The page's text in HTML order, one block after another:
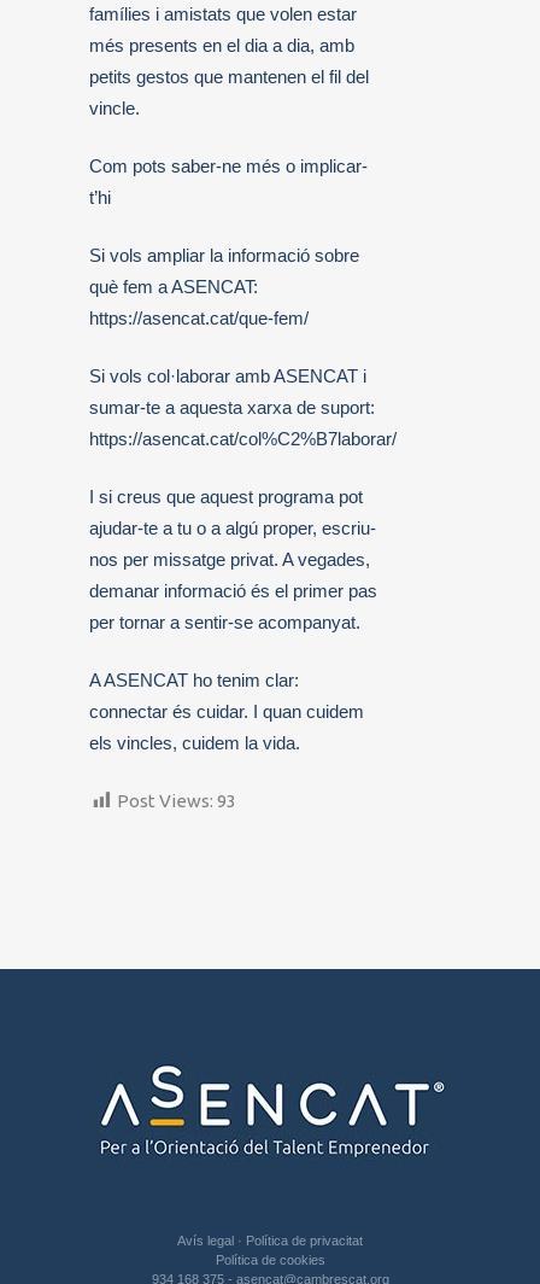
famílies i amistats que volen estar
més presents en el dia a dia, amb
petits gestos que mantenen el fil del
vincle.
Com pots saber-ne més o implicar-
t’hi
Si vols ampliar la informació sobre
què fem a ASENCAT:
https://asencat.cat/que-fem/
Si vols col·laborar amb ASENCAT i
sumar-te a aquesta xarxa de suport:
https://asencat.cat/col%C2%B7laborar/
I si creus que aquest programa pot
ajudar-te a tu o a algú proper, escriu-
nos per missatge privat. A vegades,
demanar informació és el primer pas
per tornar a sentir-se acompanyat.
A ASENCAT ho tenim clar:
connectar és cuidar. I quan cuidem
els vincles, cuidem la vida.
Post Views: 93
Avís legal · Política de privacitat
Política de cookies
934 168 375 - asencat@cambrescat.org